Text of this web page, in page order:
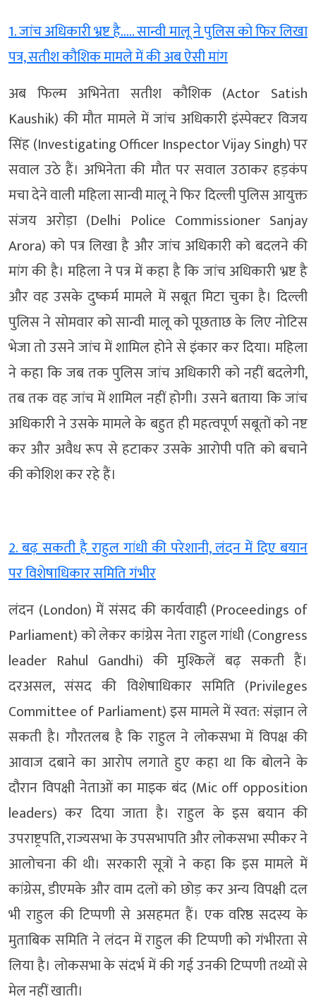
1. जांच अधिकारी भ्रष्ट है….. सान्वी मालू ने पुलिस को फिर लिखा
पत्र, सतीश कौशिक मामले में की अब ऐसी मांग
अब फिल्म अभिनेता सतीश कौशिक (Actor Satish
Kaushik) की मौत मामले में जांच अधिकारी इंस्पेक्टर विजय
सिंह (Investigating Officer Inspector Vijay Singh) पर
सवाल उठे हैं। अभिनेता की मौत पर सवाल उठाकर हड़कंप
मचा देने वाली महिला सान्वी मालू ने फिर दिल्ली पुलिस आयुक्त
संजय अरोड़ा (Delhi Police Commissioner Sanjay
Arora) को पत्र लिखा है और जांच अधिकारी को बदलने की
मांग की है। महिला ने पत्र में कहा है कि जांच अधिकारी भ्रष्ट है
और वह उसके दुष्कर्म मामले में सबूत मिटा चुका है। दिल्ली
पुलिस ने सोमवार को सान्वी मालू को पूछताछ के लिए नोटिस
भेजा तो उसने जांच में शामिल होने से इंकार कर दिया। महिला
ने कहा कि जब तक पुलिस जांच अधिकारी को नहीं बदलेगी,
तब तक वह जांच में शामिल नहीं होगी। उसने बताया कि जांच
अधिकारी ने उसके मामले के बहुत ही महत्वपूर्ण सबूतों को नष्ट
कर और अवैध रूप से हटाकर उसके आरोपी पति को बचाने
की कोशिश कर रहे हैं।
2. बढ़ सकती है राहुल गांधी की परेशानी, लंदन में दिए बयान
पर विशेषाधिकार समिति गंभीर
लंदन (London) में संसद की कार्यवाही (Proceedings of
Parliament) को लेकर कांग्रेस नेता राहुल गांधी (Congress
leader Rahul Gandhi) की मुश्किलें बढ़ सकती हैं।
दरअसल, संसद की विशेषाधिकार समिति (Privileges
Committee of Parliament) इस मामले में स्वत: संज्ञान ले
सकती है। गौरतलब है कि राहुल ने लोकसभा में विपक्ष की
आवाज दबाने का आरोप लगाते हुए कहा था कि बोलने के
दौरान विपक्षी नेताओं का माइक बंद (Mic off opposition
leaders) कर दिया जाता है। राहुल के इस बयान की
उपराष्ट्रपति, राज्यसभा के उपसभापति और लोकसभा स्पीकर ने
आलोचना की थी। सरकारी सूत्रों ने कहा कि इस मामले में
कांग्रेस, डीएमके और वाम दलों को छोड़ कर अन्य विपक्षी दल
भी राहुल की टिप्पणी से असहमत हैं। एक वरिष्ठ सदस्य के
मुताबिक समिति ने लंदन में राहुल की टिप्पणी को गंभीरता से
लिया है। लोकसभा के संदर्भ में की गई उनकी टिप्पणी तथ्यों से
मेल नहीं खाती।